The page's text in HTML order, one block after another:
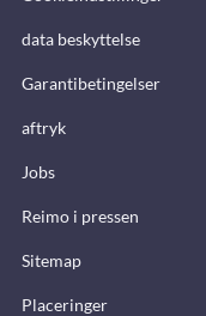
data beskyttelse
Garantibetingelser
aftryk
Jobs
Reimo i pressen
Sitemap
Placeringer